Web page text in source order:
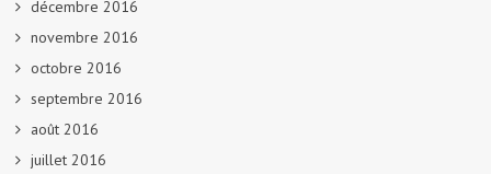
décembre 2016
novembre 2016
octobre 2016
septembre 2016
août 2016
juillet 2016